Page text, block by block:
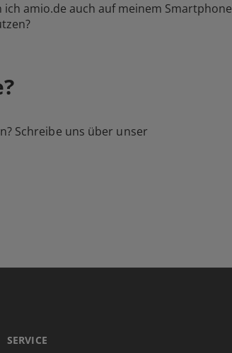
ich amio.de auch auf meinem Smartphone
Schreibe uns über unser
SERVICE